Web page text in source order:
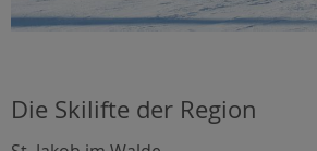
Die Skilifte der Region